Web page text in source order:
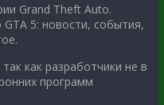
Grand Theft Auto.
5: новости, события,
как разработчики не в
программ